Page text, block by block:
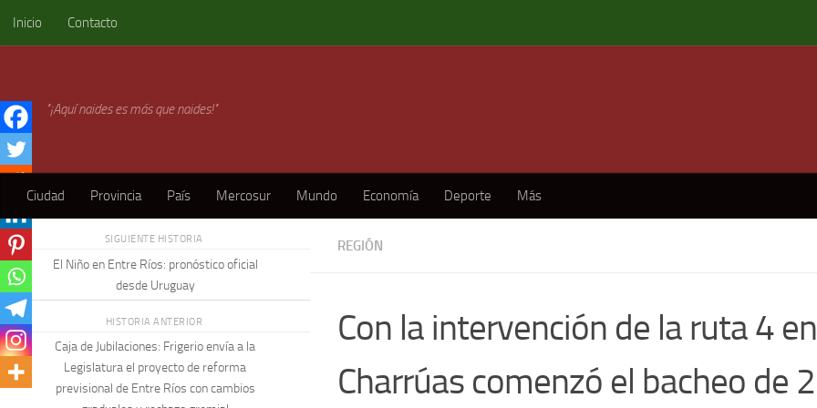
Skip to content
Inicio Contacto
"¡Aquí naides es más que naides!"
Ciudad Provincia País Mercosur Mundo Economía Deporte Más
REGIÓN
Con la intervención de la ruta 4
Charrúas comenzó el bacheo de
SIGUIENTE HISTORIA
El Niño en Entre Ríos: pronóstico oficial
desde Uruguay
HISTORIA ANTERIOR
Caja de Jubilaciones: Frigerio envía a la
Legislatura el proyecto de reforma
previsional de Entre Ríos con cambios